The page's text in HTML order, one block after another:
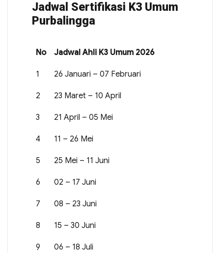
Jadwal Sertifikasi K3 Umum
Purbalingga
No Jadwal Ahli K3 Umum 2026
1 26 Januari – 07 Februari
2 23 Maret – 10 April
3 21 April – 05 Mei
4 11 – 26 Mei
5 25 Mei – 11 Juni
6 02 – 17 Juni
7 08 – 23 Juni
8 15 – 30 Juni
9 06 – 18 Juli